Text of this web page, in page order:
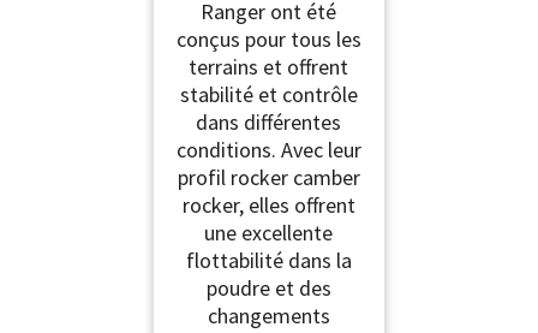
Ranger ont été
conçus pour tous les
terrains et offrent
stabilité et contrôle
dans différentes
conditions. Avec leur
profil rocker camber
rocker, elles offrent
une excellente
flottabilité dans la
poudre et des
changements